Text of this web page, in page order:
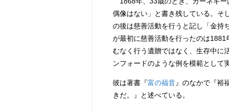
偶像はない」と書き残している。そ
の後は慈善活動を行うと記し「金持
が最初に慈善活動を行ったのは
むなく行う遺贈ではなく、生存中に
ンフォードのような例を模範として
彼は著書『富の福音 』のなかで『裕
きだ。』と述べている。